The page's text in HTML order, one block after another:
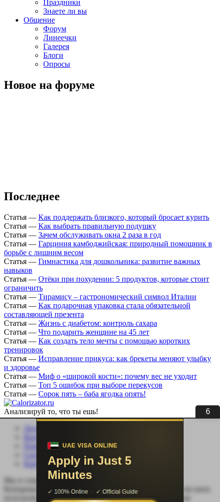
5
Праздники
Знаете ли вы
Общение
Форум
Линеечки
Галерея
Блоги
Опросы
Новое на форуме
Последнее
Статья — Как поддержать близкого, который бросает курить
Статья — Как выбрать правильную подушку
Статья — Зачем обслуживать окна 2 раза в год
Статья — Гарциния камбоджийская: природный помощник в
борьбе с лишним весом
Статья — Гимнастика для дошкольника: развитие важных
навыков
Статья — Отёки при похудении: 5 продуктов, которые стоит
ограничить
Статья — Тирамису – гастрономический символ Италии
Статья — Как подарочная упаковка стала обязательной
составляющей презента
Статья — Жизнь с диабетом: контроль сахара
Статья — Что подарить женщине на 45 лет
Статья — Как создать тело мечты с помощью коротких
тренировок
Статья — Исправление прикуса: как брекеты меняют улыбку
и здоровье
Статья — Миф о «широкой кости»: почему вес не уходит
Статья — Топ 5 ошибок при выборе перекусов
Статья — Сорок пять – баба ягодка опять!
Анализируй то, что ты ешь!
Личный кабинет
Помощь сайту
Соцсети
Карта сайта
Мы в социальных сетях:
Копирование, перепечатка (целиком или частично) или иное
использование материала без письменного разрешения